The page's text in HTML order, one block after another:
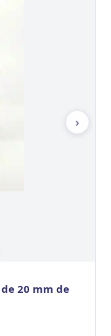
›
20 mm de